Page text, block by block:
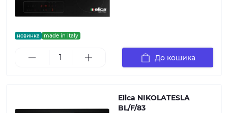
новинка made in italy
До кошика
Elica NIKOLATESLA
BL/F/83